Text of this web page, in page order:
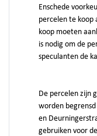
Enschede
percelen te koop
koop moeten
is nodig om de
speculanten de
De percelen zijn
worden
en
gebruiken voor